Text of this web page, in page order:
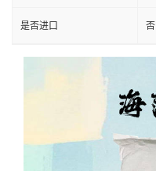
是否进口 否